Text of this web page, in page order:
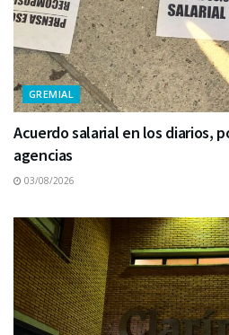
GREMIAL
Acuerdo salarial en los diarios,
agencias
03/08/2026